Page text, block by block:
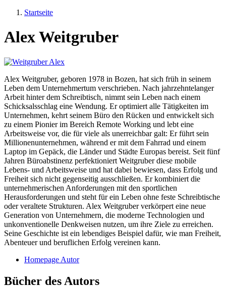
Startseite
Alex Weitgruber
Alex Weitgruber, geboren 1978 in Bozen, hat sich früh in seinem
Leben dem Unternehmertum verschrieben. Nach jahrzehntelanger
Arbeit hinter dem Schreibtisch, nimmt sein Leben nach einem
Schicksalsschlag eine Wendung. Er optimiert alle Tätigkeiten im
Unternehmen, kehrt seinem Büro den Rücken und entwickelt sich
zu einem Pionier im Bereich Remote Working und lebt eine
Arbeitsweise vor, die für viele als unerreichbar galt: Er führt sein
Millionenunternehmen, während er mit dem Fahrrad und einem
Laptop im Gepäck, die Länder und Städte Europas bereist. Seit fünf
Jahren Büroabstinenz perfektioniert Weitgruber diese mobile
Lebens- und Arbeitsweise und hat dabei bewiesen, dass Erfolg und
Freiheit sich nicht gegenseitig ausschließen. Er kombiniert die
unternehmerischen Anforderungen mit den sportlichen
Herausforderungen und steht für ein Leben ohne feste Schreibtische
oder veraltete Strukturen. Alex Weitgruber verkörpert eine neue
Generation von Unternehmern, die moderne Technologien und
unkonventionelle Denkweisen nutzen, um ihre Ziele zu erreichen.
Seine Geschichte ist ein lebendiges Beispiel dafür, wie man Freiheit,
Abenteuer und beruflichen Erfolg vereinen kann.
Homepage Autor
Bücher des Autors